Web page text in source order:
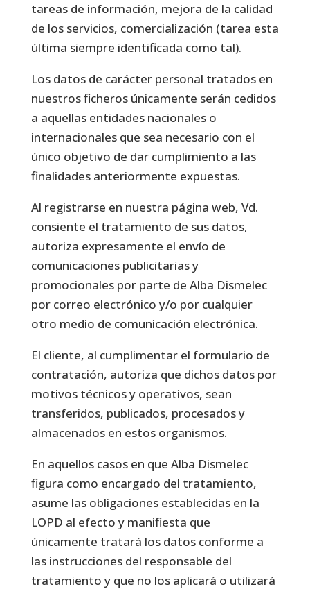
tareas de información, mejora de la calidad
de los servicios, comercialización (tarea esta
última siempre identificada como tal).
Los datos de carácter personal tratados en
nuestros ficheros únicamente serán cedidos
a aquellas entidades nacionales o
internacionales que sea necesario con el
único objetivo de dar cumplimiento a las
finalidades anteriormente expuestas.
Al registrarse en nuestra página web, Vd.
consiente el tratamiento de sus datos,
autoriza expresamente el envío de
comunicaciones publicitarias y
promocionales por parte de Alba Dismelec
por correo electrónico y/o por cualquier
otro medio de comunicación electrónica.
El cliente, al cumplimentar el formulario de
contratación, autoriza que dichos datos por
motivos técnicos y operativos, sean
transferidos, publicados, procesados y
almacenados en estos organismos.
En aquellos casos en que Alba Dismelec
figura como encargado del tratamiento,
asume las obligaciones establecidas en la
LOPD al efecto y manifiesta que
únicamente tratará los datos conforme a
las instrucciones del responsable del
tratamiento y que no los aplicará o utilizará